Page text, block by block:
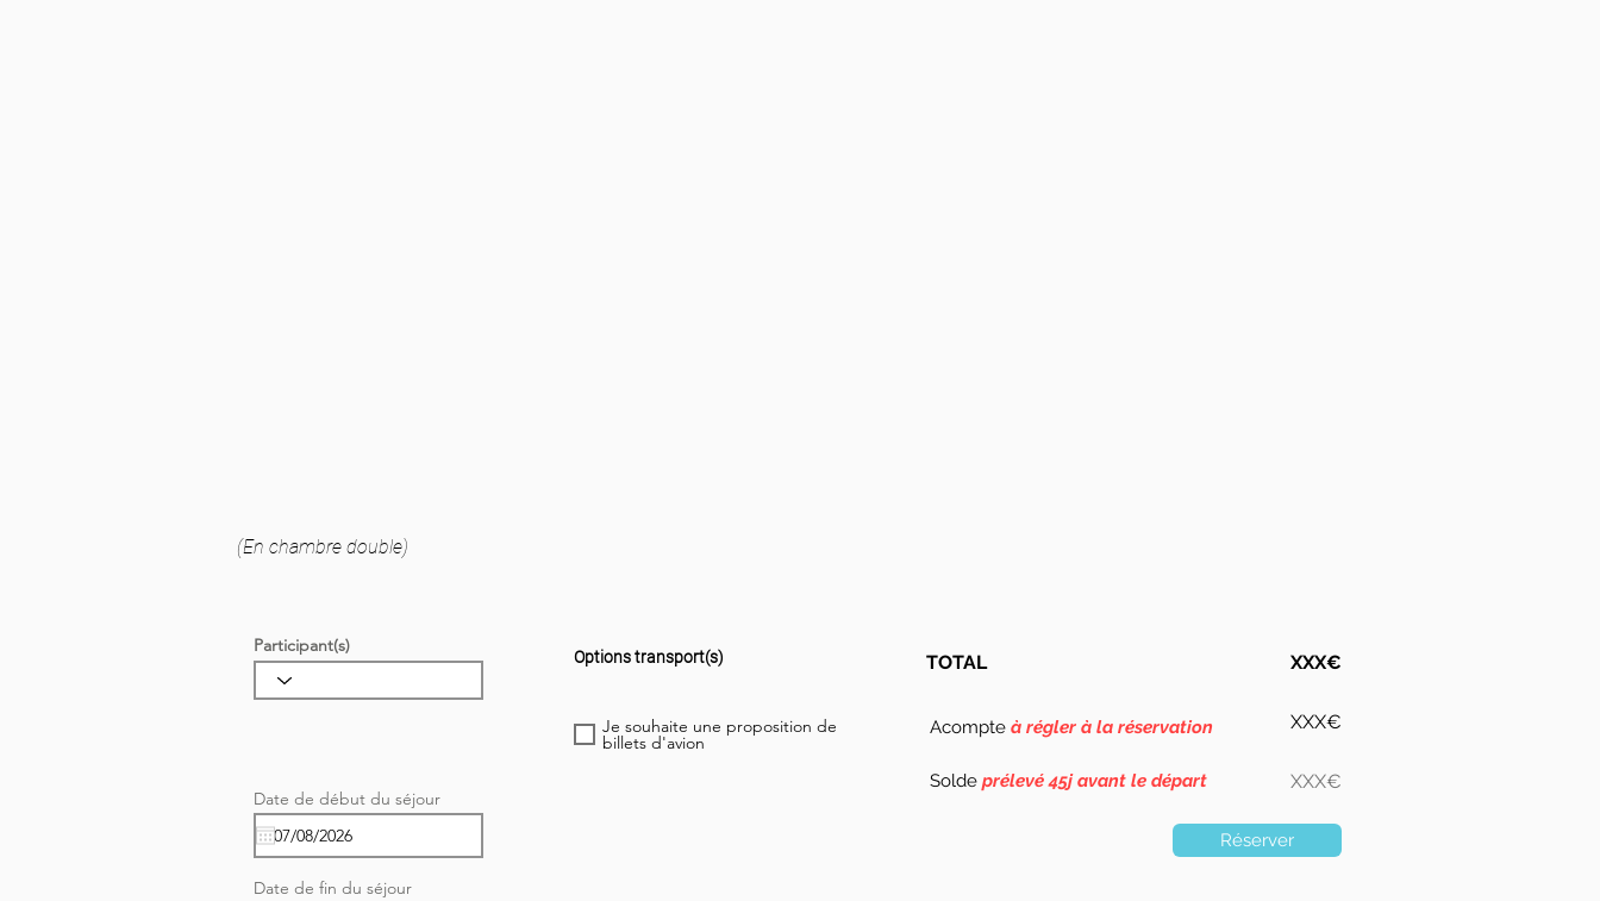
(En chambre double)
Participant(s)
Date de début du séjour
e
i
Date de fin du séjour
Je souhaite une proposition de
billets d'avion
Options transport(s) TOTAL XXX€
Acompte à régler à la réservation XXX€
Solde prélevé 45j avant le départ XXX€
Réserver